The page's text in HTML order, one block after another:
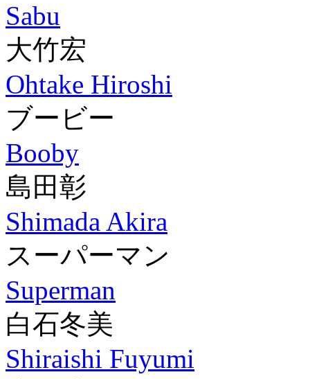
Sabu
大竹宏
Ohtake Hiroshi
ブービー
Booby
島田彰
Shimada Akira
スーパーマン
Superman
白石冬美
Shiraishi Fuyumi